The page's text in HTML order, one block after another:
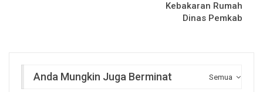
Kebakaran Rumah
Dinas Pemkab
Semua
Anda Mungkin Juga Berminat